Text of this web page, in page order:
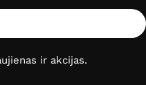
ir akcijas.